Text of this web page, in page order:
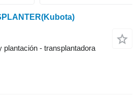
plantación - transplantadora